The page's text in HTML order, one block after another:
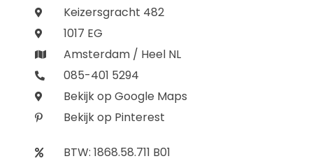
Keizersgracht 482
1017 EG
Amsterdam / Heel NL
085-401 5294
Bekijk op Google Maps
Bekijk op Pinterest
BTW: 1868.58.711 B01